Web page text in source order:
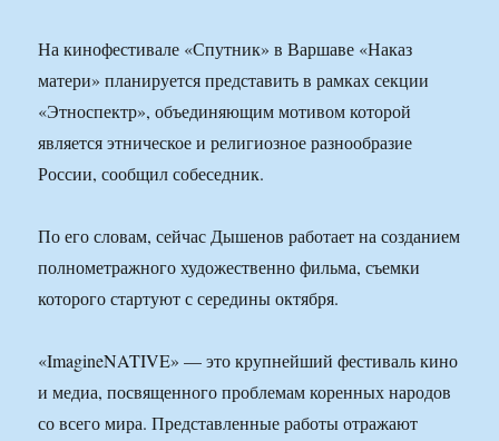
На кинофестивале «Спутник» в Варшаве «Наказ
матери» планируется представить в рамках секции
«Этноспектр», объединяющим мотивом которой
является этническое и религиозное разнообразие
России, сообщил собеседник.
По его словам, сейчас Дышенов работает на созданием
полнометражного художественно фильма, съемки
которого стартуют с середины октября.
«ImagineNATIVE» — это крупнейший фестиваль кино
и медиа, посвященного проблемам коренных народов
со всего мира. Представленные работы отражают